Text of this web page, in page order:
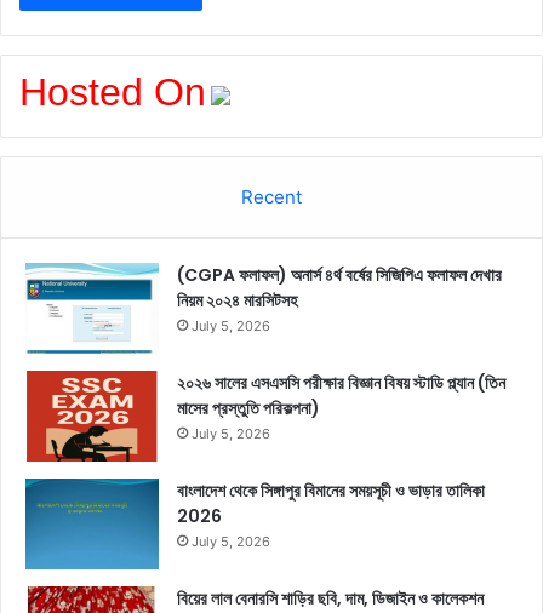
Hosted On
Recent
(CGPA ফলাফল) অনার্স ৪র্থ বর্ষের সিজিপিএ ফলাফল দেখার
নিয়ম ২০২৪ মারসিটসহ
July 5, 2026
২০২৬ সালের এসএসসি পরীক্ষার বিজ্ঞান বিষয় স্টাডি প্ল্যান (তিন
মাসের প্রস্তুতি পরিকল্পনা)
July 5, 2026
বাংলাদেশ থেকে সিঙ্গাপুর বিমানের সময়সূচী ও ভাড়ার তালিকা
2026
July 5, 2026
বিয়ের লাল বেনারসি শাড়ির ছবি, দাম, ডিজাইন ও কালেকশন